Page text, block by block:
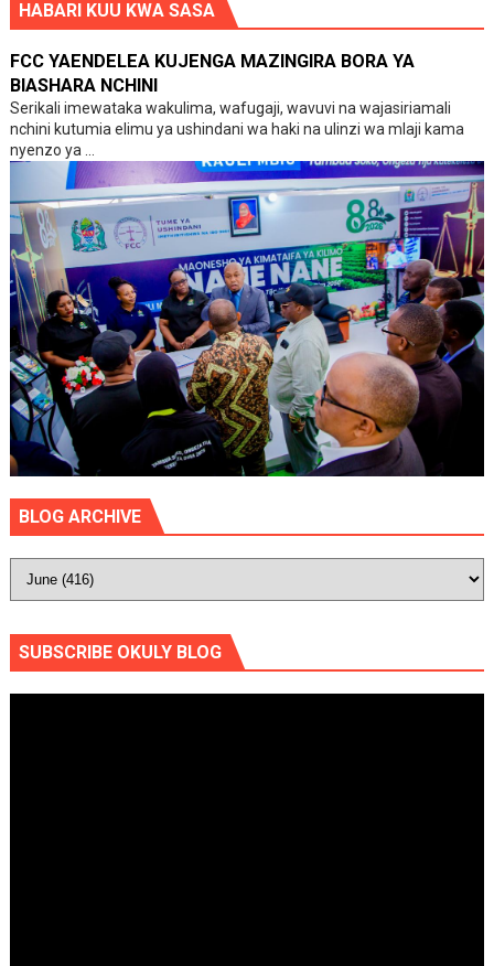
HABARI KUU KWA SASA
FCC YAENDELEA KUJENGA MAZINGIRA BORA YA
BIASHARA NCHINI
Serikali imewataka wakulima, wafugaji, wavuvi na wajasiriamali
nchini kutumia elimu ya ushindani wa haki na ulinzi wa mlaji kama
nyenzo ya ...
BLOG ARCHIVE
SUBSCRIBE OKULY BLOG